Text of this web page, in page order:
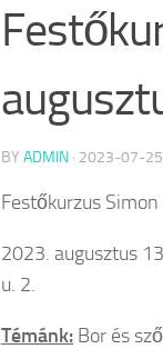
BY ADMIN · 2023-07-25
Festőkurzus
2023. augusztus
u. 2.
Témánk: Bor és